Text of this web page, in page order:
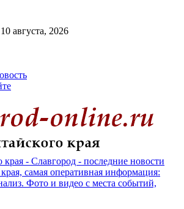
августа, 2026
- Славгород - последние новости
самая оперативная информация:
Фото и видео с места событий,